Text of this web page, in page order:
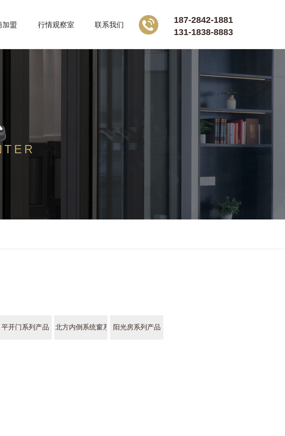
平开门系列产品 北方内倒系统窗系列产品阳光房系列产品
加盟 行情观察室 联系我们
187-2842-1881
131-1838-8883